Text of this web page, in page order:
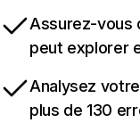
Assurez-vous
peut explorer
Analysez
plus de 130